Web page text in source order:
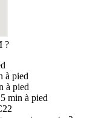
?
à pied
à pied
min à pied